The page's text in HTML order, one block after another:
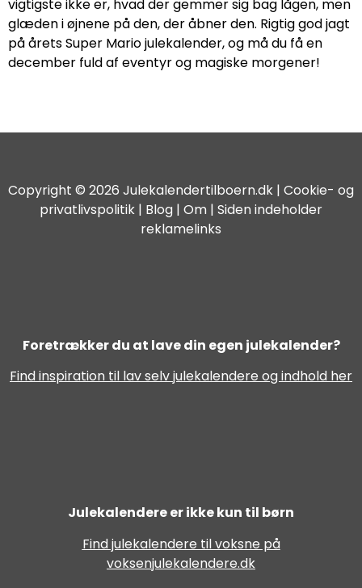
vigtigste ikke er, hvad der gemmer sig bag lågen, men
glæden i øjnene på den, der åbner den. Rigtig god jagt
på årets Super Mario julekalender, og må du få en
december fuld af eventyr og magiske morgener!
Copyright © 2026 Julekalendertilboern.dk | Cookie- og
privatlivspolitik | Blog | Om | Siden indeholder
reklamelinks
Foretrækker du at lave din egen julekalender?
Find inspiration til lav selv julekalendere og indhold her
Julekalendere er ikke kun til børn
Find julekalendere til voksne på
voksenjulekalendere.dk